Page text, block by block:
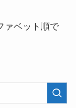
ァベット順で